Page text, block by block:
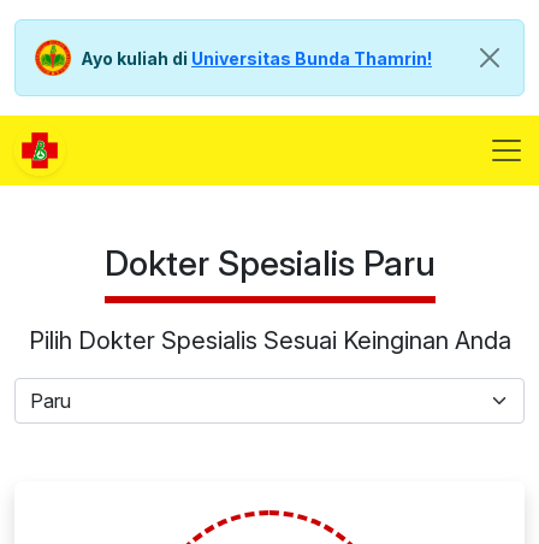
Ayo kuliah di Universitas Bunda Thamrin!
Dokter Spesialis Paru
Pilih Dokter Spesialis Sesuai Keinginan Anda
Paru